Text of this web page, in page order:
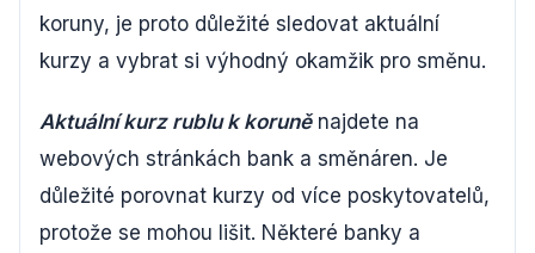
koruny, je proto důležité sledovat aktuální
kurzy a vybrat si výhodný okamžik pro směnu.
Aktuální kurz rublu k koruněnajdete na
webových stránkách bank a směnáren. Je
důležité porovnat kurzy od více poskytovatelů,
protože se mohou lišit. Některé banky a